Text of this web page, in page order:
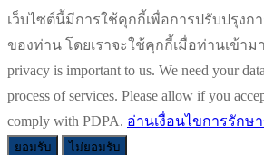
เว็บไซต์นี้มีการใช้คุกกี้เพื่อการปรับปรุงก
ของท่าน โดยเราจะใช้คุกกี้เมื่อท่านเข้าม
privacy is important to us. We need your
process of services. Please allow if you
comply with PDPA. อ่านเงื่อนไขการรัก
ยอมรับ ไม่ยอมรับ